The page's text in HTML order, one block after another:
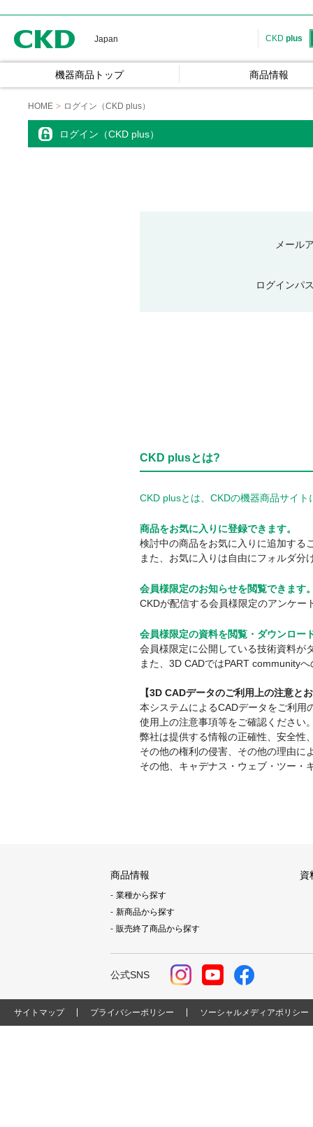
Japan CKD plus
機器商品トップ 商品情報
HOME ログイン（CKD plus）
ログイン（CKD plus）
メール
ログインパ
CKD plusとは?
CKD plusとは、CKDの機器商品サイ
商品をお気に入りに登録できます。
検討中の商品をお気に入りに追加する
また、お気に入りは自由にフォルダ
会員様限定のお知らせを閲覧できます
CKDが配信する会員様限定のアンケー
会員様限定の資料を閲覧・ダウンロー
会員様限定に公開している技術資料が
また、3D CADではPART community
【3D CADデータのご利用上の注意と
本システムによるCADデータをご利用
使用上の注意事項等をご確認ください
弊社は提供する情報の正確性、安全性
その他の権利の侵害、その他の理由に
その他、キャデナス・ウェブ・ツー・
商品情報
業種から探す
新商品から探す
販売終了商品から探す
資
公式SNS
サイトマップ プライバシーポリシー ソーシャルメディアポリシー